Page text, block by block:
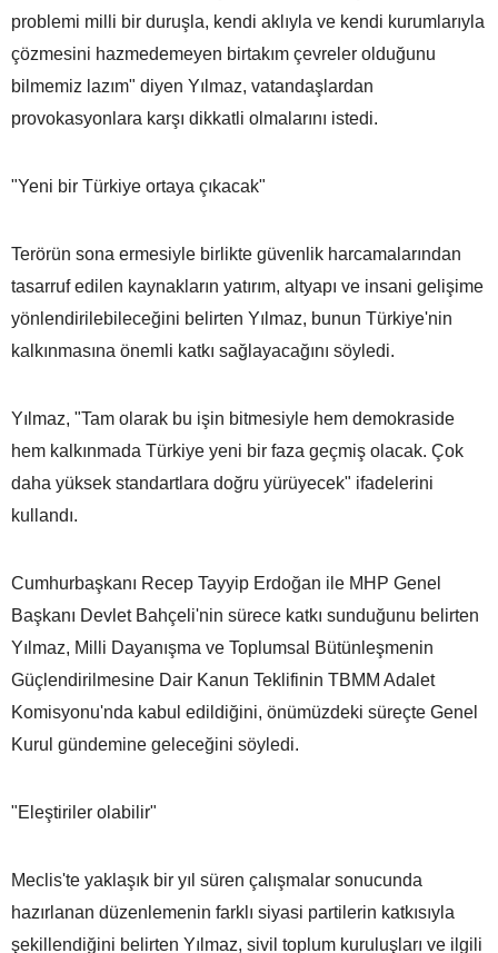
problemi milli bir duruşla, kendi aklıyla ve kendi kurumlarıyla
çözmesini hazmedemeyen birtakım çevreler olduğunu
bilmemiz lazım" diyen Yılmaz, vatandaşlardan
provokasyonlara karşı dikkatli olmalarını istedi.
"Yeni bir Türkiye ortaya çıkacak"
Terörün sona ermesiyle birlikte güvenlik harcamalarından
tasarruf edilen kaynakların yatırım, altyapı ve insani gelişime
yönlendirilebileceğini belirten Yılmaz, bunun Türkiye'nin
kalkınmasına önemli katkı sağlayacağını söyledi.
Yılmaz, "Tam olarak bu işin bitmesiyle hem demokraside
hem kalkınmada Türkiye yeni bir faza geçmiş olacak. Çok
daha yüksek standartlara doğru yürüyecek" ifadelerini
kullandı.
Cumhurbaşkanı Recep Tayyip Erdoğan ile MHP Genel
Başkanı Devlet Bahçeli'nin sürece katkı sunduğunu belirten
Yılmaz, Milli Dayanışma ve Toplumsal Bütünleşmenin
Güçlendirilmesine Dair Kanun Teklifinin TBMM Adalet
Komisyonu'nda kabul edildiğini, önümüzdeki süreçte Genel
Kurul gündemine geleceğini söyledi.
"Eleştiriler olabilir"
Meclis'te yaklaşık bir yıl süren çalışmalar sonucunda
hazırlanan düzenlemenin farklı siyasi partilerin katkısıyla
şekillendiğini belirten Yılmaz, sivil toplum kuruluşları ve ilgili